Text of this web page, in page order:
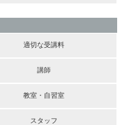
適切な受講料
講師
教室・自習室
スタッフ